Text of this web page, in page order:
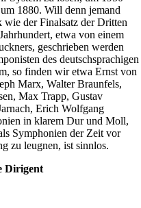
1880. Will denn jemand
der Finalsatz der Dritten
etwa von einem
geschrieben werden
des deutschsprachigen
so finden wir etwa Ernst von
Marx, Walter Braunfels,
Max Trapp, Gustav
Erich Wolfgang
in klarem Dur und Moll,
Symphonien der Zeit vor
zu leugnen, ist sinnlos.
Dirigent